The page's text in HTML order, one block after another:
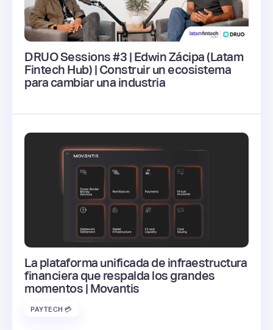
DRUO Sessions #3 | Edwin Zácipa (Latam
Fintech Hub) | Construir un ecosistema
para cambiar una industria
La plataforma unificada de infraestructura
financiera que respalda los grandes
momentos | Movantis
PAYTECH 💳